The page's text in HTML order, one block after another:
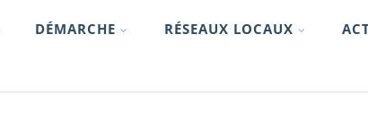
DÉMARCHE RÉSEAUX LOCAUX